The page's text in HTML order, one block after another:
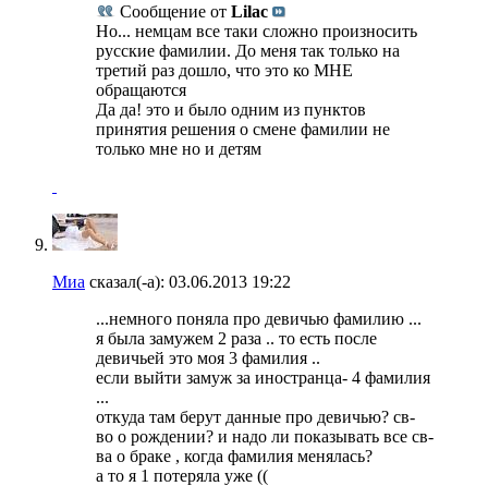
Сообщение от Lilac
Но... немцам все таки сложно произносить
русские фамилии. До меня так только на
третий раз дошло, что это ко МНЕ
обращаются
Да да! это и было одним из пунктов
принятия решения о смене фамилии не
только мне но и детям
Миа сказал(-а): 03.06.2013 19:22
...немного поняла про девичью фамилию ...
я была замужем 2 раза .. то есть после
девичьей это моя 3 фамилия ..
если выйти замуж за иностранца- 4 фамилия
...
откуда там берут данные про девичью? св-
во о рождении? и надо ли показывать все св-
ва о браке , когда фамилия менялась?
а то я 1 потеряла уже ((